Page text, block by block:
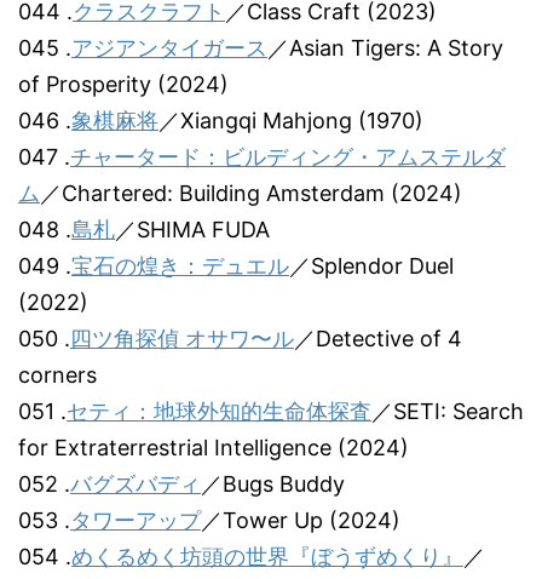
044 .クラスクラフト ／Class Craft (2023)
045 .アジアンタイガース ／Asian Tigers: A Story
of Prosperity (2024)
046 .象棋麻将／Xiangqi Mahjong (1970)
047 .チャータード：ビルディング・アムステルダ
ム ／Chartered: Building Amsterdam (2024)
048 .島札／SHIMA FUDA
049 .宝石の煌き：デュエル／Splendor Duel
(2022)
050 .四ツ角探偵 オサワ〜ル／Detective of 4
corners
051 .セティ：地球外知的生命体探査 ／SETI: Search
for Extraterrestrial Intelligence (2024)
052 .バグズバディ ／Bugs Buddy
053 .タワーアップ／Tower Up (2024)
054 .めくるめく坊頭の世界『ぼうずめくり』
／